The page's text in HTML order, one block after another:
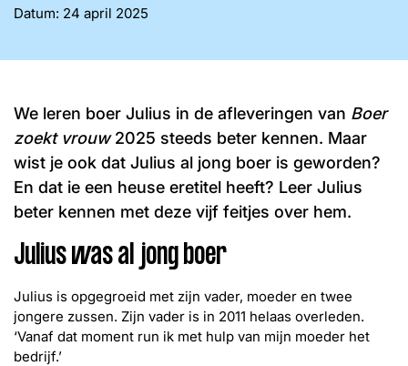
Word lid
Facebook
Instagram
John
Nieuws Nieuwsbrief
Datum: 24 april 2025
We leren boer Julius in de afleveringen van Boer
zoekt vrouw2025 steeds beter kennen. Maar
wist je ook dat Julius al jong boer is geworden?
En dat ie een heuse eretitel heeft? Leer Julius
beter kennen met deze vijf feitjes over hem.
Julius was al jong boer
Julius is opgegroeid met zijn vader, moeder en twee
jongere zussen. Zijn vader is in 2011 helaas overleden.
‘Vanaf dat moment run ik met hulp van mijn moeder het
bedrijf.’